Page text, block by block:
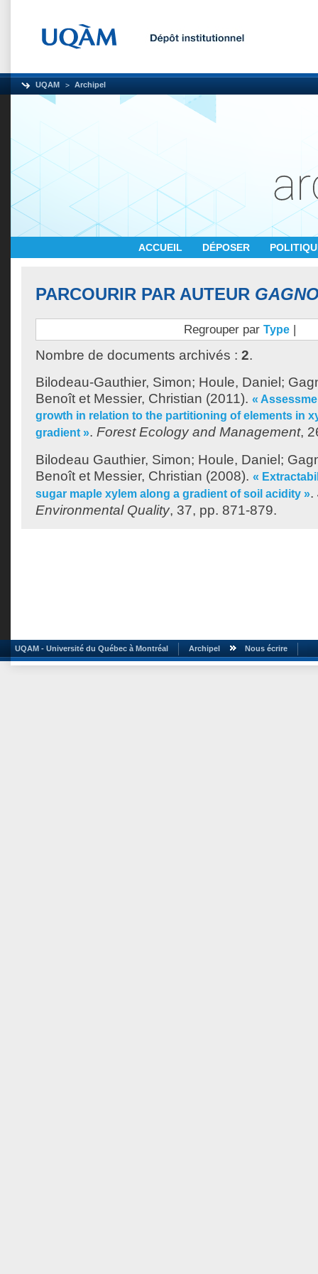
UQAM Archipel
ACCUEIL DÉPOSER
PARCOURIR PAR AUTEUR
Regrouper par Type |
Nombre de documents archivés : 2.
Bilodeau-Gauthier, Simon; Houle, Daniel ;
Benoît et Messier, Christian (2011). «
growth in relation to the partitioning of elements in
gradient ». Forest Ecology and Management,
Bilodeau Gauthier, Simon; Houle, Daniel ;
Benoît et Messier, Christian (2008). «
sugar maple xylem along a gradient of soil acidity ».
Environmental Quality, 37, pp. 871-879.
UQAM - Université du Québec à Montréal Archipel Nous écrire